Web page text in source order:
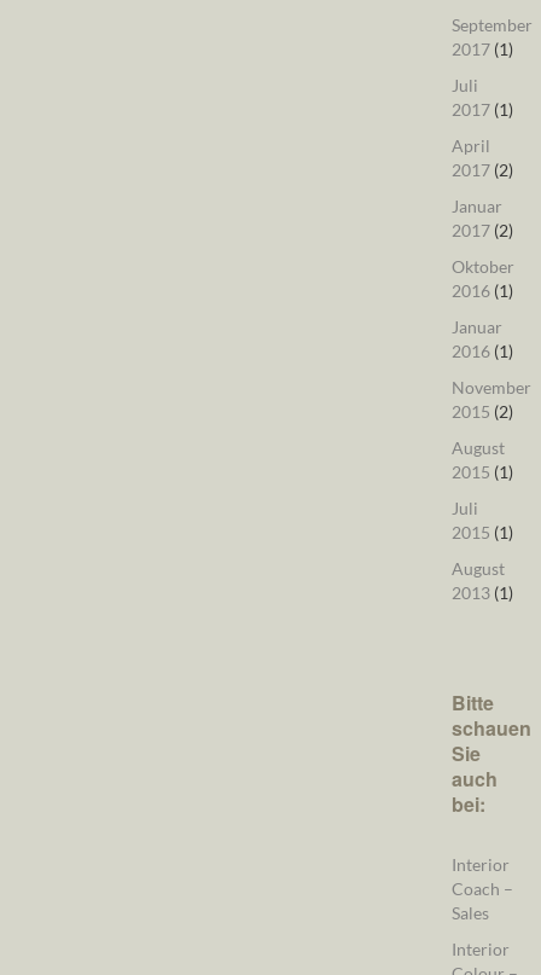
September
2017(1)
Juli
2017(1)
April
2017(2)
Januar
2017(2)
Oktober
2016(1)
Januar
2016(1)
November
2015 (2)
August
2015 (1)
Juli
2015 (1)
August
2013(1)
Bitte
schauen
Sie
auch
bei:
Interior
Coach –
Sales
Interior